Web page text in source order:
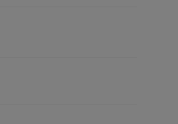
voor Aantal USB-poorten
voor Geschikt voor HDR